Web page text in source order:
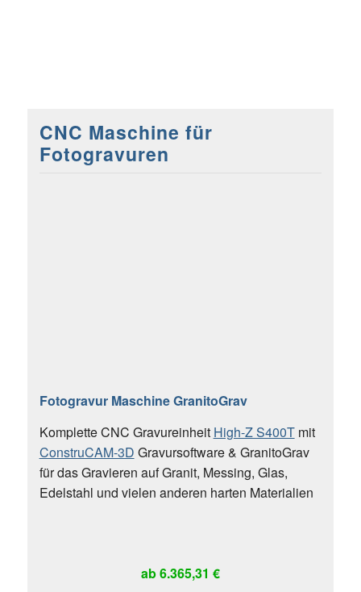
CNC Maschine für
Fotogravuren
Fotogravur Maschine GranitoGrav
Komplette CNC Gravureinheit High-Z S400Tmit
ConstruCAM-3D Gravursoftware & GranitoGrav
für das Gravieren auf Granit, Messing, Glas,
Edelstahl und vielen anderen harten Materialien
ab 6.365,31 €